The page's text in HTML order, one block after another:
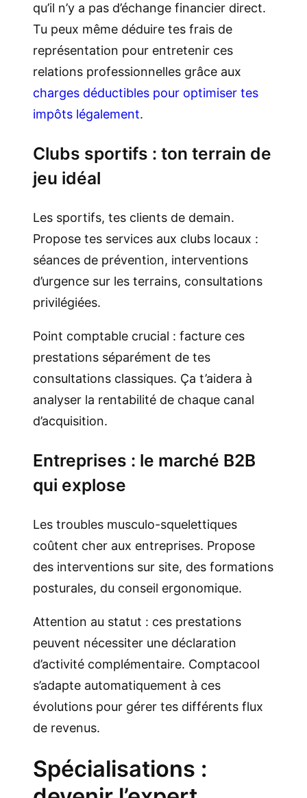
qu’il n’y a pas d’échange financier direct.
Tu peux même déduire tes frais de
représentation pour entretenir ces
relations professionnelles grâce aux
charges déductibles pour optimiser tes
impôts légalement.
Clubs sportifs : ton terrain de
jeu idéal
Les sportifs, tes clients de demain.
Propose tes services aux clubs locaux :
séances de prévention, interventions
d’urgence sur les terrains, consultations
privilégiées.
Point comptable crucial : facture ces
prestations séparément de tes
consultations classiques. Ça t’aidera à
analyser la rentabilité de chaque canal
d’acquisition.
Entreprises : le marché B2B
qui explose
Les troubles musculo-squelettiques
coûtent cher aux entreprises. Propose
des interventions sur site, des formations
posturales, du conseil ergonomique.
Attention au statut : ces prestations
peuvent nécessiter une déclaration
d’activité complémentaire. Comptacool
s’adapte automatiquement à ces
évolutions pour gérer tes différents flux
de revenus.
Spécialisations :